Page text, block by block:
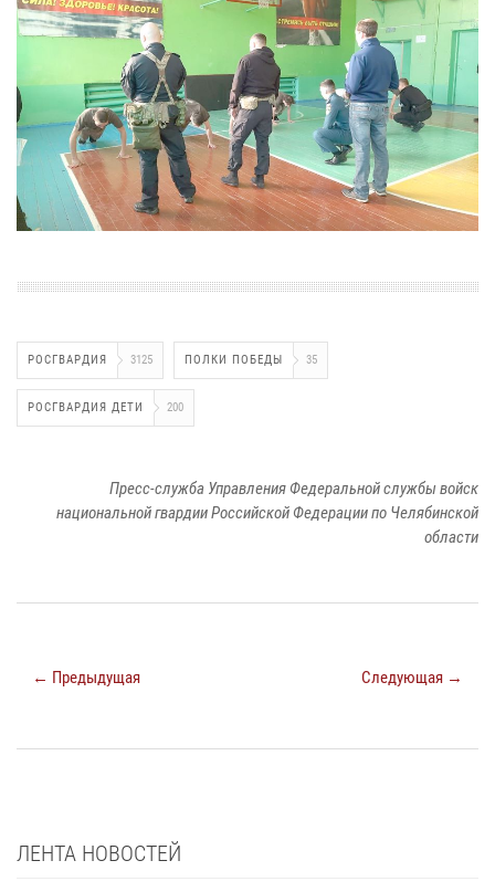
РОСГВАРДИЯ 3125 ПОЛКИ ПОБЕДЫ 35
РОСГВАРДИЯ ДЕТИ 200
Пресс-служба Управления Федеральной службы войск
национальной гвардии Российской Федерации по Челябинской
области
← Предыдущая Следующая →
ЛЕНТА НОВОСТЕЙ